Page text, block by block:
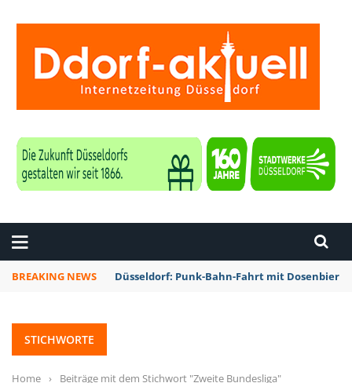
BREAKING NEWS Düsseldorf: Punk-Bahn-Fahrt mit Dosenbier
STICHWORTE
Home › Beiträge mit dem Stichwort "Zweite Bundesliga"